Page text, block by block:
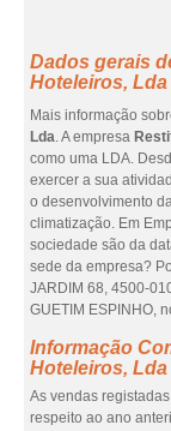
Dados gerais
Hoteleiros, Lda
Mais informação
Lda. A empresa
como uma LDA.
exercer a sua
o desenvolvimento
climatização. Em
sociedade são da
sede da empresa?
JARDIM 68, 4500-
GUETIM ESPINHO,
Informação
Hoteleiros, Lda
As vendas
respeito ao ano